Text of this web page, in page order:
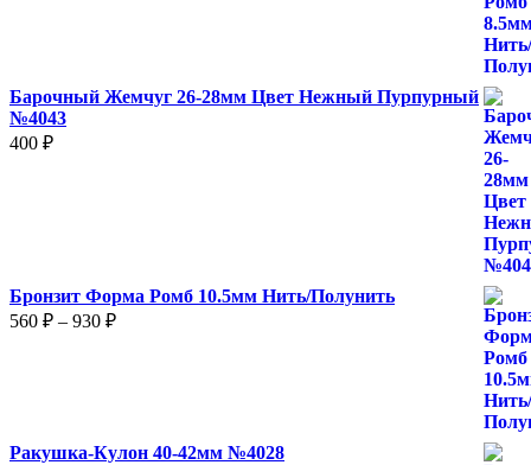
Барочный Жемчуг 26-28мм Цвет Нежный Пурпурный
№4043
400 ₽
Бронзит Форма Ромб 10.5мм Нить/Полунить
560 ₽ – 930 ₽Диапазон
Ракушка-Кулон 40-42мм №4028